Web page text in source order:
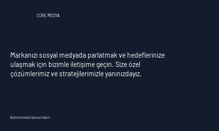
CÜRE MEDYA
Markanızı sosyal medyada parlatmak ve hedeflerinize
ulaşmak için bizimle iletişime geçin. Size özel
çözümlerimiz ve stratejilerimizle yanınızdayız.
Bültenimizle Güncel Kalın